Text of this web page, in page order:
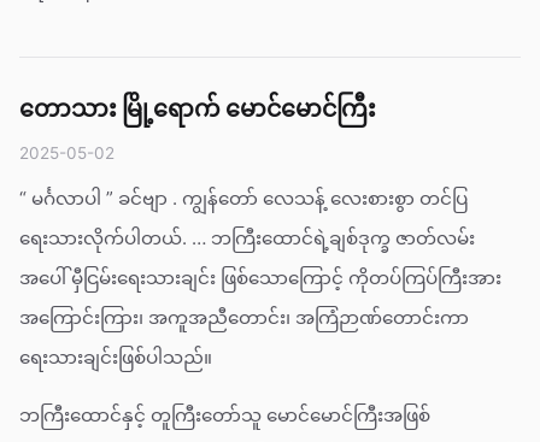
တောသား မြို့ရောက် မောင်မောင်ကြီး
2025-05-02
“ မင်္ဂလာပါ ” ခင်ဗျာ . ကျွန်တော် လေသန့် လေးစားစွာ တင်ပြ
ရေးသားလိုက်ပါတယ်. … ဘကြီးထောင်ရဲ့ချစ်ဒုက္ခ ဇာတ်လမ်း
အပေါ် မှီငြမ်းရေးသားချင်း ဖြစ်သောကြောင့် ကိုတပ်ကြပ်ကြီးအား
အကြောင်းကြား၊ အကူအညီတောင်း၊ အကြံဉာဏ်တောင်းကာ
ရေးသားချင်းဖြစ်ပါသည်။
ဘကြီးထောင်နှင့် တူကြီးတော်သူ မောင်မောင်ကြီးအဖြစ်